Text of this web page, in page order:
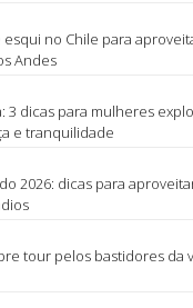
esqui no Chile para
Andes
3 dicas para mulheres
e tranquilidade
2026: dicas para
tour pelos bastidores da